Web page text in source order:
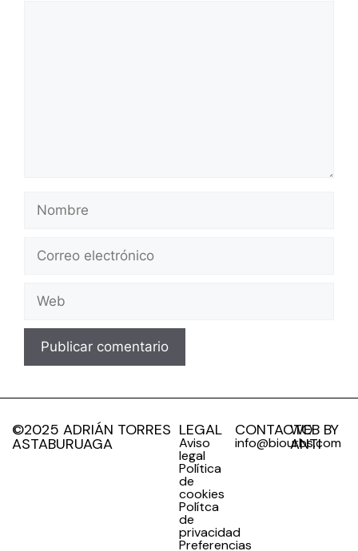
©2025 ADRIÁN TORRES
ASTABURUAGA
LEGAL
Aviso
legal
Política
de
cookies
Polítca
de
privacidad
Preferencias
CONTACTO
info@biourbs.com
WEB BY
ANTI